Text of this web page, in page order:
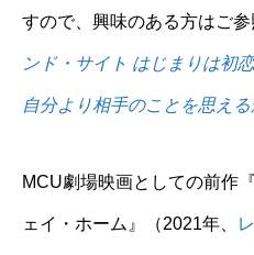
すので、興味のある方はご
ンド・サイト はじまりは初
自分より相手のことを思える
MCU劇場映画としての前作
ェイ・ホーム』（2021年、